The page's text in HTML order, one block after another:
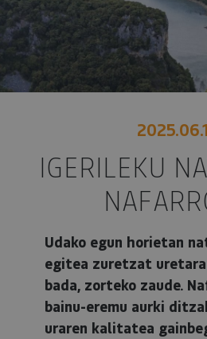
IGERILEKU
Udako egun horietan
egitea zuretzat
bada, zorteko zaude.
bainu-eremu aurki
uraren kalitatea